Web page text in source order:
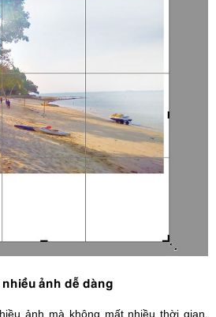
ảnh dễ dàng
ảnh mà không mất nhiều thời gian,